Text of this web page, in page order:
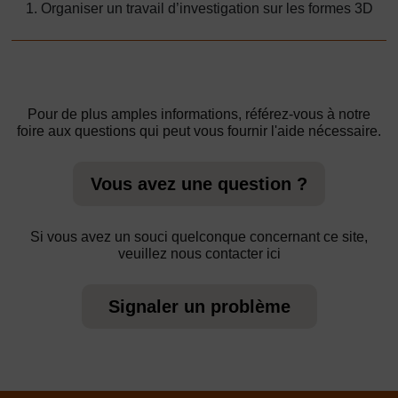
1. Organiser un travail d’investigation sur les formes 3D
Pour de plus amples informations, référez-vous à notre
foire aux questions qui peut vous fournir l'aide nécessaire.
Vous avez une question ?
Si vous avez un souci quelconque concernant ce site,
veuillez nous contacter ici
Signaler un problème